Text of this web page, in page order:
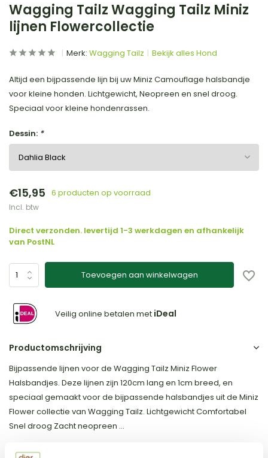
Wagging Tailz Wagging Tailz Miniz
lijnen Flowercollectie
Merk: Wagging Tailz Bekijk alles Hond
Altijd een bijpassende lijn bij uw Miniz Camouflage halsbandje
voor kleine honden. Lichtgewicht, Neopreen en snel droog.
Speciaal voor kleine hondenrassen.
Dessin: *
€15,95 6 producten op voorraad
Incl. btw
Direct verzonden. levertijd 1-3 werkdagen en afhankelijk
van PostNL
Toevoegen aan winkelwagen
Veilig online betalen met iDeal
Productomschrijving
Bijpassende lijnen voor de Wagging Tailz Miniz Flower
Halsbandjes. Deze lijnen zijn 120cm lang en 1cm breed, en
speciaal gemaakt voor de bijpassende halsbandjes uit de Miniz
Flower collectie van Wagging Tailz. Lichtgewicht Comfortabel
Snel droog Zacht neopreen ...